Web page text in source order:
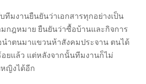
มงานยืนยันว่าเอกสารทุกอย่างเป็น
มกฎหมาย ยืนยันว่าซื้อบ้านและกิจการ
นำตนมาแขวนห้าสังคมประจาน ตนได้
อยแล้ว แต่หลังจากนั้นทีมงานก็ไม่
ญิงได้อีก